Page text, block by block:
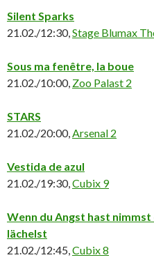
Silent Sparks
21.02./12:30,Stage Blumax
Sous ma fenêtre, la boue
21.02./10:00, Zoo Palast 2
STARS
21.02./20:00,Arsenal 2
Vestida de azul
21.02./19:30,Cubix 9
Wenn du Angst hast nimmst
lächelst
21.02./12:45,Cubix 8